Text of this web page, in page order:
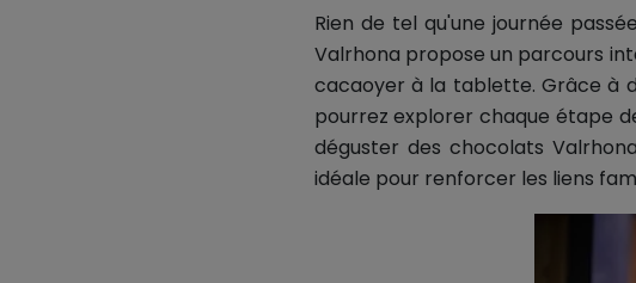
Rien de tel qu'une journée
Valrhona propose un parcours
cacaoyer à la tablette. Grâce à
pourrez explorer chaque étape
déguster des chocolats
idéale pour renforcer les liens